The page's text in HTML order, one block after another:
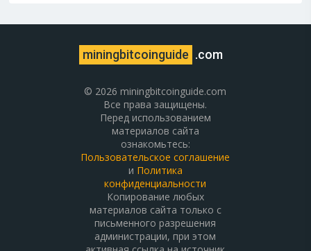
miningbitcoinguide .com
© 2026 miningbitcoinguide.com
Все права защищены.
Перед использованием
материалов сайта
ознакомьтесь:
Пользовательское соглашение
и Политика
конфиденциальности
Копирование любых
материалов сайта только с
письменного разрешения
администрации, при этом